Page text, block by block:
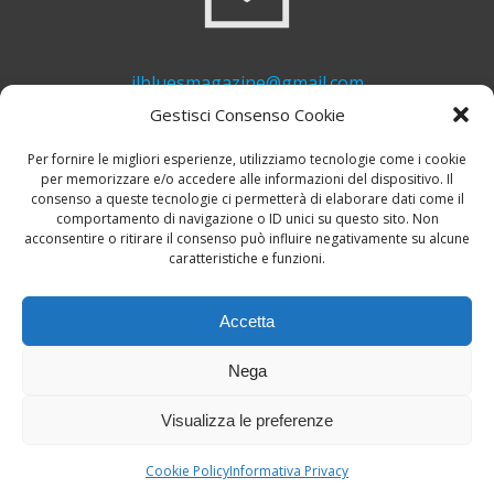
Gestisci Consenso Cookie
Per fornire le migliori esperienze, utilizziamo tecnologie come i cookie
per memorizzare e/o accedere alle informazioni del dispositivo. Il
consenso a queste tecnologie ci permetterà di elaborare dati come il
comportamento di navigazione o ID unici su questo sito. Non
acconsentire o ritirare il consenso può influire negativamente su alcune
caratteristiche e funzioni.
Accetta
Nega
Visualizza le preferenze
Cookie PolicyInformativa Privacy
ilbluesmagazine@gmail.com
+39 339 748 6635
© 2026 Il Blues Magazine. Powered by